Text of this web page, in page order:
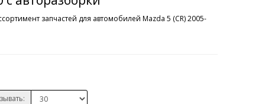
запчастей для автомобилей Mazda 5 (CR) 2005-